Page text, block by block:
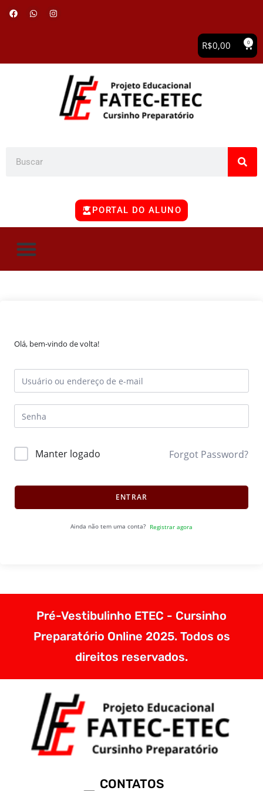
R$0,00 0
PORTAL DO ALUNO
Olá, bem-vindo de volta!
Manter logado Forgot Password?
ENTRAR
Ainda não tem uma conta? Registrar agora
Pré-Vestibulinho ETEC - Cursinho
Preparatório Online 2025. Todos os
direitos reservados.
CONTATOS